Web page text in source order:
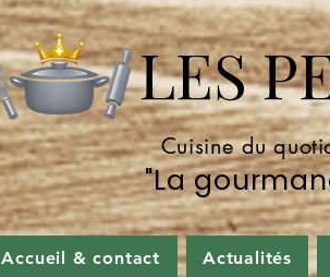
LES
Cuisine du
"La
Accueil & contact Actualités